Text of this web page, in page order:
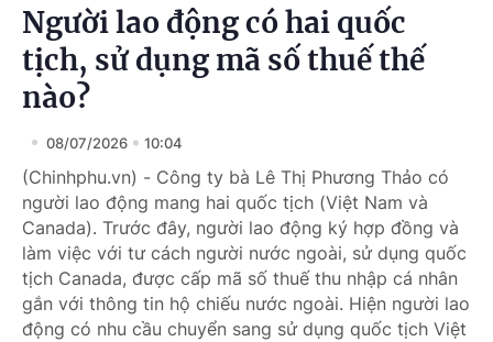
Người lao động có hai quốc
tịch, sử dụng mã số thuế thế
nào?
08/07/2026 10:04
(Chinhphu.vn) - Công ty bà Lê Thị Phương Thảo có
người lao động mang hai quốc tịch (Việt Nam và
Canada). Trước đây, người lao động ký hợp đồng và
làm việc với tư cách người nước ngoài, sử dụng quốc
tịch Canada, được cấp mã số thuế thu nhập cá nhân
gắn với thông tin hộ chiếu nước ngoài. Hiện người lao
động có nhu cầu chuyển sang sử dụng quốc tịch Việt